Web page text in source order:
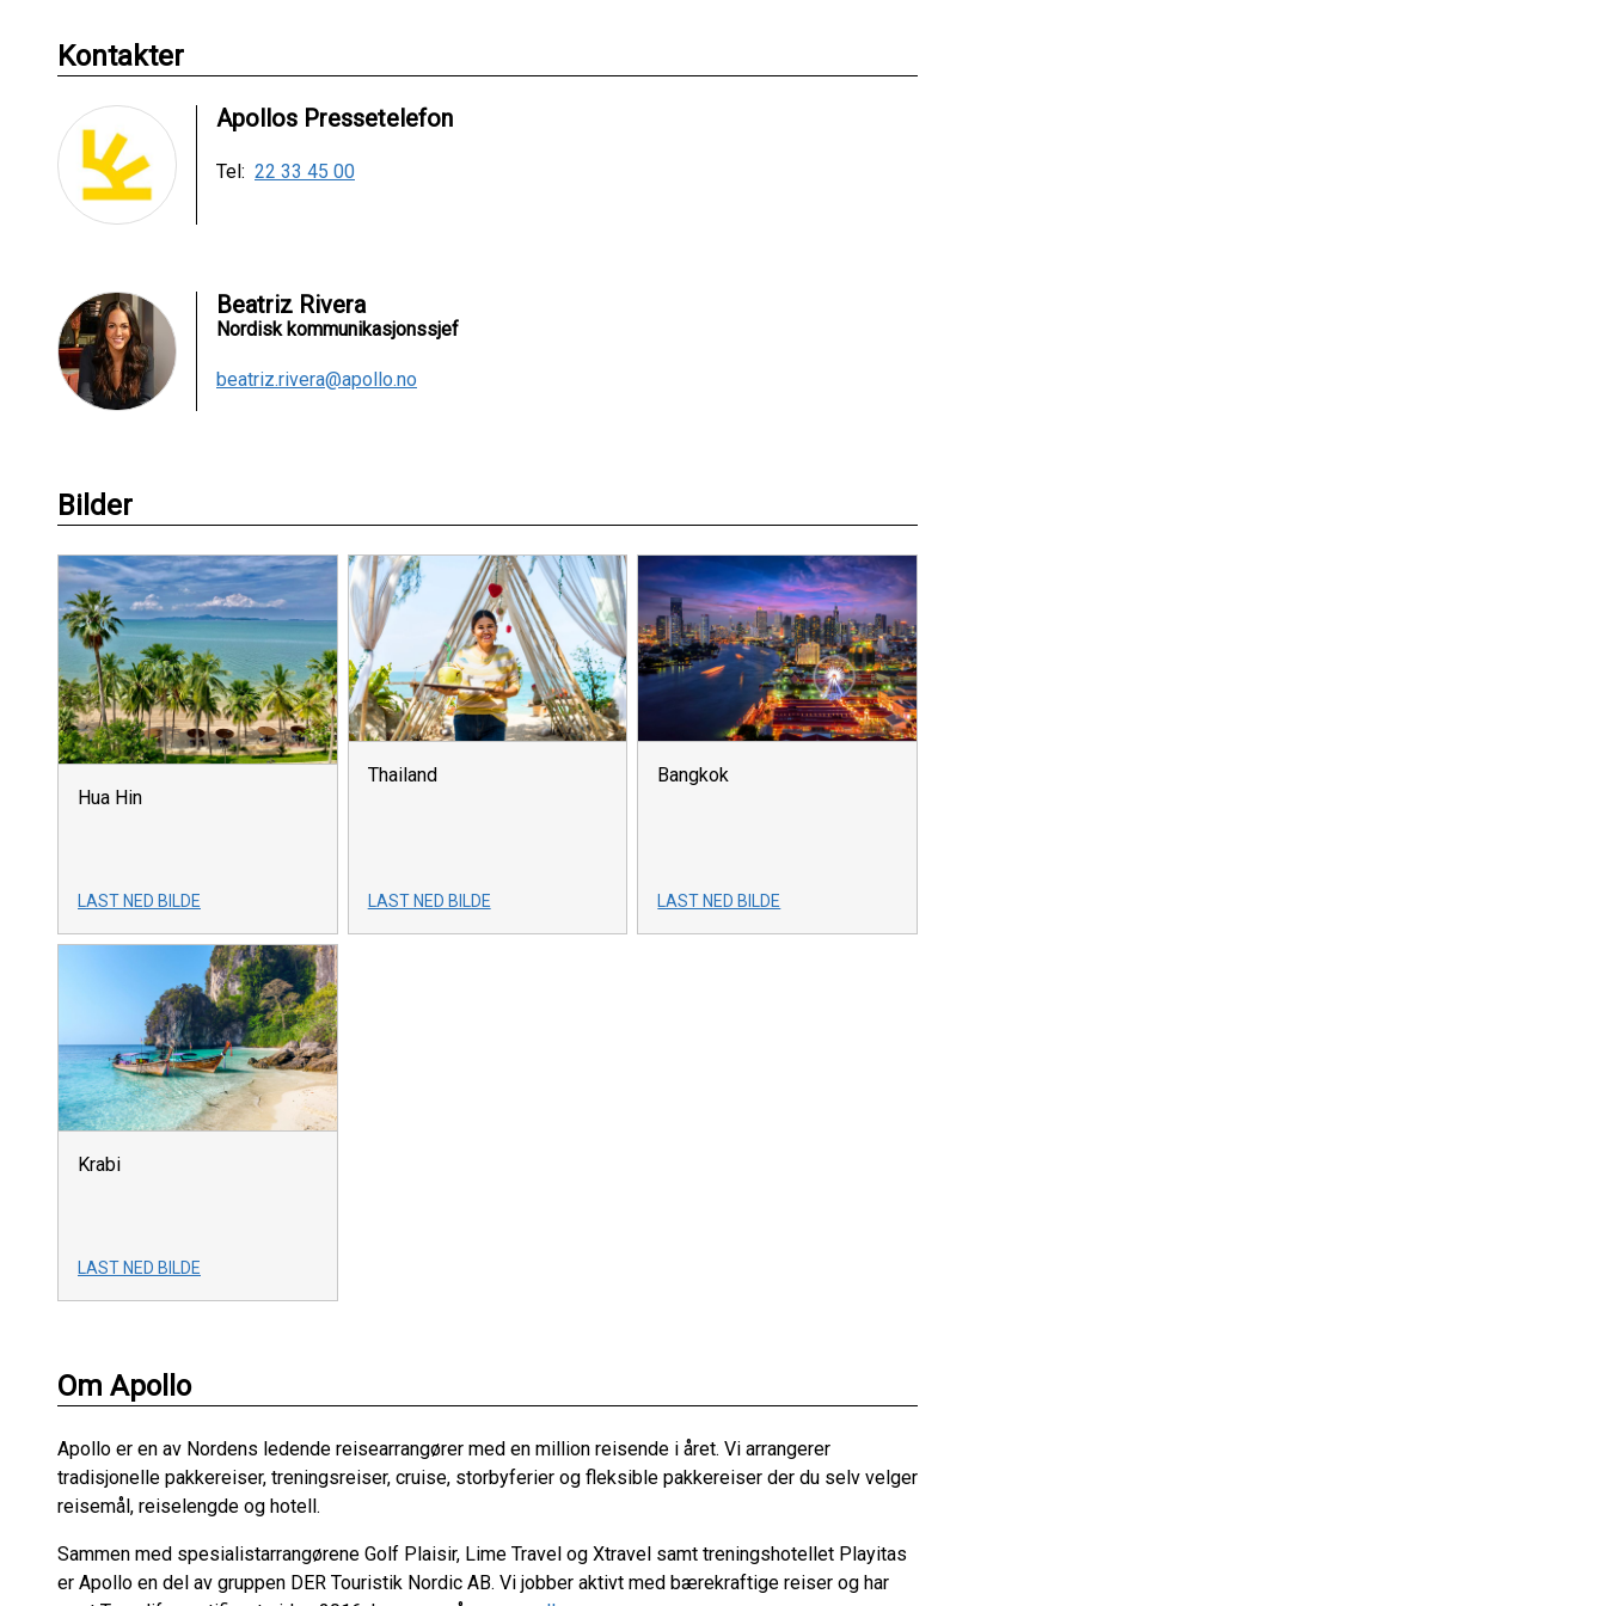
Kontakter
Apollos Pressetelefon
Tel: 22 33 45 00
Beatriz Rivera
Nordisk kommunikasjonssjef
beatriz.rivera@apollo.no
Bilder
Hua Hin
LAST NED BILDE
Thailand
LAST NED BILDE
Bangkok
LAST NED BILDE
Krabi
LAST NED BILDE
Om Apollo
Apollo er en av Nordens ledende reisearrangører med en million reisende i året. Vi arrangerer
tradisjonelle pakkereiser, treningsreiser, cruise, storbyferier og fleksible pakkereiser der du selv velger
reisemål, reiselengde og hotell.
Sammen med spesialistarrangørene Golf Plaisir, Lime Travel og Xtravel samt treningshotellet Playitas
er Apollo en del av gruppen DER Touristik Nordic AB. Vi jobber aktivt med bærekraftige reiser og har